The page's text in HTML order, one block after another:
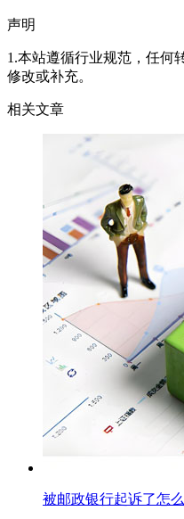
声明
1.本站遵循行业规范，任何
修改或补充。
相关文章
被邮政银行起诉了怎